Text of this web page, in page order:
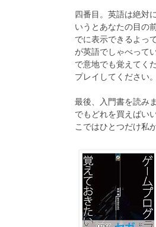
四番目。英語は絶対
いうとあなたの目の
でに表示できるよっ
が英語でしゃべって
で意地でも覚えてく
プレイしてください
最後、入門書を読み
でもどれを買えばい
こではひとつだけ私